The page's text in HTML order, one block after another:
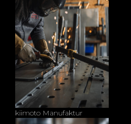
kiimoto Manufaktur